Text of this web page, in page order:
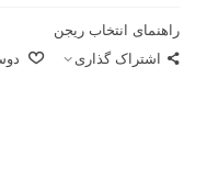
راهنمای انتخاب ریجن
اشتراک گذاری